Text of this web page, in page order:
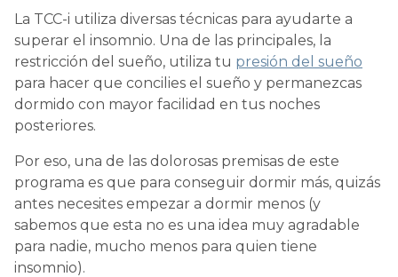
La TCC-i utiliza diversas técnicas para ayudarte a
superar el insomnio. Una de las principales, la
restricción del sueño, utiliza tu presión del sueño
para hacer que concilies el sueño y permanezcas
dormido con mayor facilidad en tus noches
posteriores.
Por eso, una de las dolorosas premisas de este
programa es que para conseguir dormir más, quizás
antes necesites empezar a dormir menos (y
sabemos que esta no es una idea muy agradable
para nadie, mucho menos para quien tiene
insomnio).